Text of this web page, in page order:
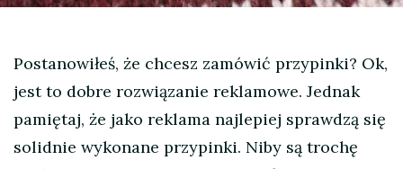
Postanowiłeś, że chcesz zamówić przypinki? Ok,
jest to dobre rozwiązanie reklamowe. Jednak
pamiętaj, że jako reklama najlepiej sprawdzą się
solidnie wykonane przypinki. Niby są trochę